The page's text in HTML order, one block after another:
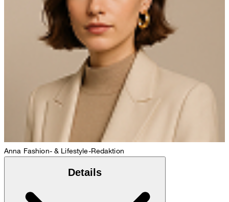
Anna Fashion- & Lifestyle-Redaktion
Details